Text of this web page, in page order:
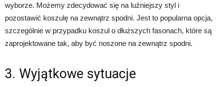
wyborze. Możemy zdecydować się na luźniejszy styl i
pozostawić koszulę na zewnątrz spodni. Jest to popularna opcja,
szczególnie w przypadku koszul o dłuższych fasonach, które są
zaprojektowane tak, aby być noszone na zewnątrz spodni.
3. Wyjątkowe sytuacje